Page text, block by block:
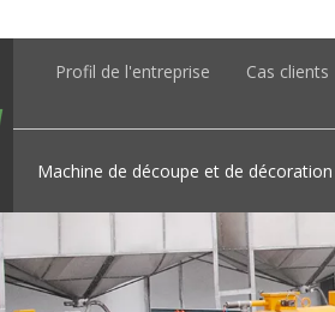
Profil de l'entreprise Cas clients
Machine de découpe et de décoration